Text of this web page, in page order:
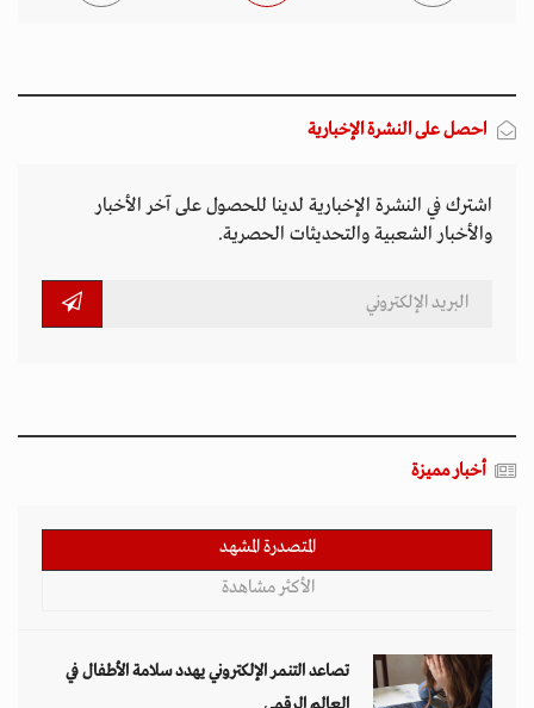
احصل على النشرة الإخبارية
اشترك في النشرة الإخبارية لدينا للحصول على آخر الأخبار
والأخبار الشعبية والتحديثات الحصرية.
أخبار مميزة
المتصدرة المشهد
الأكثر مشاهدة
تصاعد التنمر الإلكتروني يهدد سلامة الأطفال في